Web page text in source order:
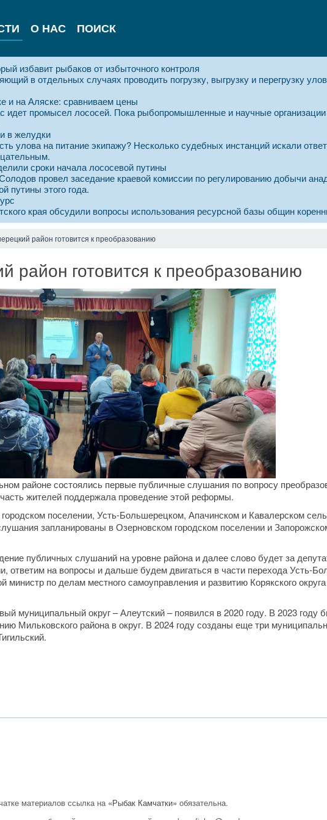
О НАС ПОИСК
избавит рыбаков от избыточного контроля
в отдельных случаях проводить погрузку, выгрузку и перегрузку
и на Аляске: сравниваем цены
идет промысел лососей. Пока рыбопромышленные и научные
в желудки
улова на питание экипажу? Несколько судебных инстанций искали
сроки начала лососевой путины
провел заседание краевой комиссии по регулированию добычи
путины этого года.
края обсудили вопросы использования ресурсной базы общин
район готовится к преобразованию
район готовится к преобразованию
районе состоялись первые публичные слушания по вопросу
жителей поддержала проведение этой реформы.
поселении, Усть-Большерецком, Апачинском и Кавалерском
запланированы в Озерновском городском поселении и
публичных слушаний на уровне района и далее слово будет за
ответим на вопросы и дальше будем двигаться в части перехода Усть-
министр по делам местного самоуправления и развитию Корякского
муниципальный округ – Алеутский – появился в 2020 году. В 2023 году
Мильковского района в округ. В 2024 году созданы еще три
материалов ссылка на «Рыбак Камчатки» обязательна.